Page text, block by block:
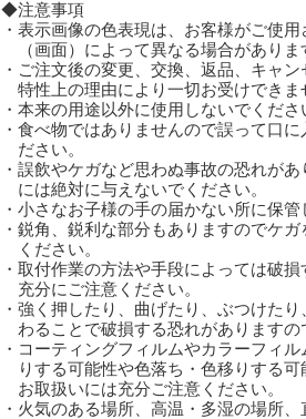
◆注意事項
・表示画像の色表現は、お客様がご使
（画面）によって異なる場合がありま
・ご注文後の変更、交換、返品、キャ
特性上の理由により一切お受けできま
・本来の用途以外に使用しないでくださ
・食べ物ではありませんので誤って口
ださい。
・誤飲やケガなど思わぬ事故の恐れが
には絶対に与えないでください。
・小さなお子様の手の届かない所に保管
・鋭角、鋭利な部分もありますのでケ
ください。
・取付作業の方法や手段によっては破
充分にご注意ください。
・強く押したり、曲げたり、ぶつけた
わることで破損する恐れがありますの
・コーティングフィルムやカラーフィ
りする可能性や色落ち・色移りする可
お取扱いには充分ご注意ください。
・火気のある場所、高温・多湿の場所